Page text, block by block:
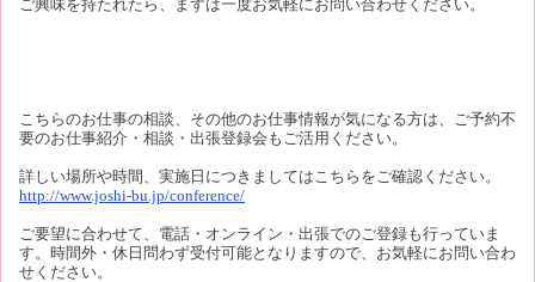
ご興味を持たれたら、まずは一度お気軽にお問い合わせください。
こちらのお仕事の相談、その他のお仕事情報が気になる方は、ご予約不
要のお仕事紹介・相談・出張登録会もご活用ください。
詳しい場所や時間、実施日につきましてはこちらをご確認ください。
http://www.joshi-bu.jp/conference/
ご要望に合わせて、電話・オンライン・出張でのご登録も行っていま
す。時間外・休日問わず受付可能となりますので、お気軽にお問い合わ
せください。